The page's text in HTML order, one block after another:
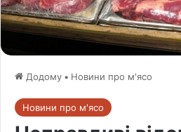
Додому • Новини про м'ясо
Новини про м'ясо